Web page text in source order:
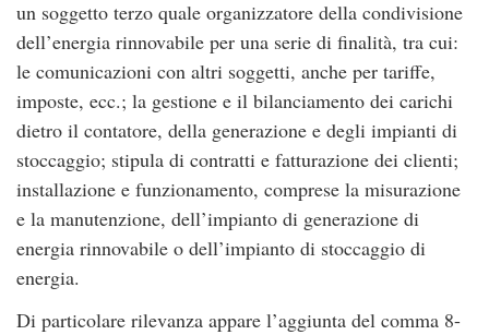
un soggetto terzo quale organizzatore della condivisione
dell’energia rinnovabile per una serie di finalità, tra cui:
le comunicazioni con altri soggetti, anche per tariffe,
imposte, ecc.; la gestione e il bilanciamento dei carichi
dietro il contatore, della generazione e degli impianti di
stoccaggio; stipula di contratti e fatturazione dei clienti;
installazione e funzionamento, comprese la misurazione
e la manutenzione, dell’impianto di generazione di
energia rinnovabile o dell’impianto di stoccaggio di
energia.
Di particolare rilevanza appare l’aggiunta del comma 8-